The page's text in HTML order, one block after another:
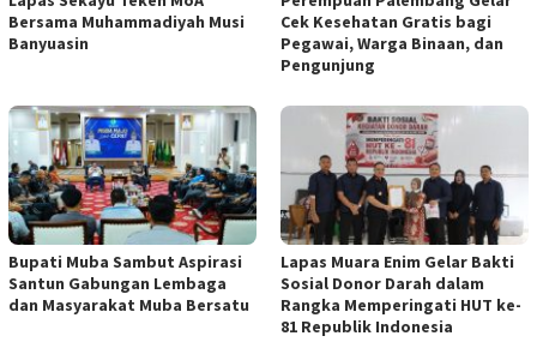
Bersama Muhammadiyah Musi
Banyuasin
Cek Kesehatan Gratis bagi
Pegawai, Warga Binaan, dan
Pengunjung
Bupati Muba Sambut Aspirasi
Santun Gabungan Lembaga
dan Masyarakat Muba Bersatu
Lapas Muara Enim Gelar Bakti
Sosial Donor Darah dalam
Rangka Memperingati HUT ke-
81 Republik Indonesia